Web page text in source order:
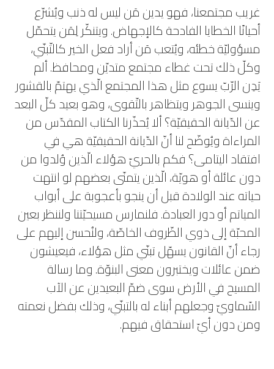
غريب مجتمعنا، فهو يدين مَن ليس له ذنب ويُشرّع
أحيانًا الخطايا الفادحة كالإجهاض. ويتنكّر لِمَن يتحمّل
مسؤوليّة خطئه، ويُتعب مَن أراد فعل الخير كالتّبنّي،
وكلّ ذلك تحت غطاء مجتمع متديّن ومحافظ. ألم
يَدِن الرّبّ يسوع مثل هذا المجتمع الّذي يهتمّ بالقشور
وينسى الجوهر ويتظاهر بالتّقوى، وهو بعيد كلّ البعد
عن الدّيانة الحقيقيّة؟ ألا يُحذّرنا الكتاب المقدّس من
المراءاة ويُوضّح لنا أنّ الدّيانة الحقيقيّة هي في
افتقاد اليتامى؟ فكم بالحريّ هؤلاء الّذين وُلدوا من
دون عائلة أو هويّة، الّذين يتمنّى بعضهم لو انتهت
حياته عند الولادة قبل أن ينجو بأعجوبة على أبواب
المياتم أو دور العبادة. فلنمارس مسيحيّتنا ولننظر بعين
المحبّة إلى ذوي الظّروف الخاصّة، ولنُحسن إليهم على
رجاء أنّ القانون يسهّل تبنّي مثل هؤلاء، فيعيشون
ضمن عائلات ويختبرون معنى البنوّة. وما رسالة
المسيح في الأرض سوى ضمّ البعيدين عن الآب
السّماويّ وجعلهم أبناء له بالتبنّي، وذلك بفضل نعمته
ومن دون أيّ استحقاق فيهم.